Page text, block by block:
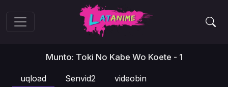
Munto: Toki No Kabe Wo Koete - 1
uqload Senvid2 videobin